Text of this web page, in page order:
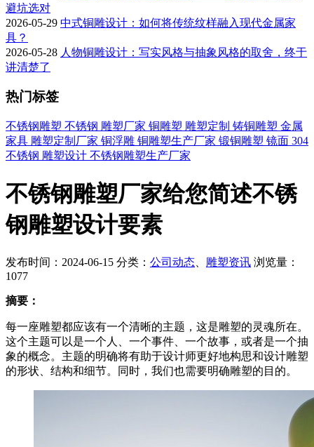
避坑选对
2026-05-29 中式铜雕设计：如何将传统纹样融入现代金属家
具？
2026-05-28 人物铜雕设计：写实风格与抽象风格的取舍，终于
讲清楚了
热门标签
不锈钢雕塑 不锈钢 雕塑厂家 铜雕塑 雕塑定制 铸铜雕塑 金属
家具 雕塑定制厂家 铜浮雕 铜雕塑生产厂家 锻铜雕塑 镜面 304
不锈钢 雕塑设计 不锈钢雕塑生产厂家
不锈钢雕塑厂家给您简述不锈
钢雕塑设计要素
发布时间：2024-06-15 分类： 公司动态 雕塑资讯 浏览量：
1077
摘要：
每一座雕塑都应该有一个清晰的主题，这是雕塑的灵魂所在。
这个主题可以是一个人、一个事件、一个故事，或者是一个抽
象的概念。主题的明确将有助于设计师更好地构思和设计雕塑
的形状、结构和细节。同时，我们也需要明确雕塑的目的。